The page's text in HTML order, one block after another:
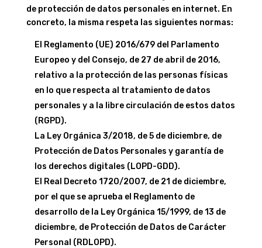
de protección de datos personales en internet. En
concreto, la misma respeta las siguientes normas:
El Reglamento (UE) 2016/679 del Parlamento
Europeo y del Consejo, de 27 de abril de 2016,
relativo a la protección de las personas físicas
en lo que respecta al tratamiento de datos
personales y a la libre circulación de estos datos
(RGPD).
La Ley Orgánica 3/2018, de 5 de diciembre, de
Protección de Datos Personales y garantía de
los derechos digitales (LOPD-GDD).
El Real Decreto 1720/2007, de 21 de diciembre,
por el que se aprueba el Reglamento de
desarrollo de la Ley Orgánica 15/1999, de 13 de
diciembre, de Protección de Datos de Carácter
Personal (RDLOPD).